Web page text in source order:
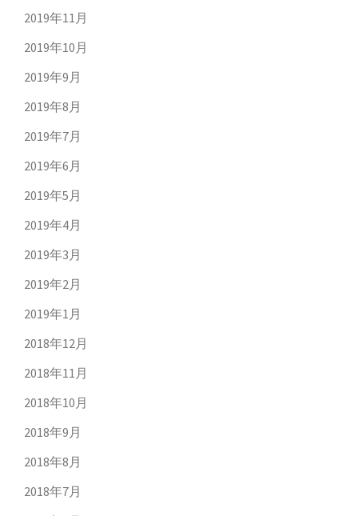
2019年11月
2019年10月
2019年9月
2019年8月
2019年7月
2019年6月
2019年5月
2019年4月
2019年3月
2019年2月
2019年1月
2018年12月
2018年11月
2018年10月
2018年9月
2018年8月
2018年7月